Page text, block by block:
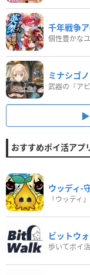
千年戦争
個性豊かな
ミナシゴ
おすすめポイ活アプ
ウッディ‐
「ウッディ
ビットウ